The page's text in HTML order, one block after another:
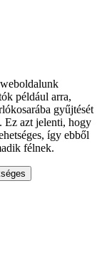
például arra,
gyűjtését
Ez azt jelenti, hogy
így ebből
félnek.